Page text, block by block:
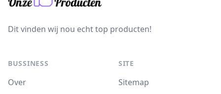
Dit vinden wij nou echt top producten!
BUSSINESS
Over
SITE
Sitemap